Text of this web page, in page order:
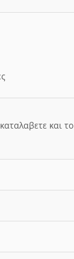
και το